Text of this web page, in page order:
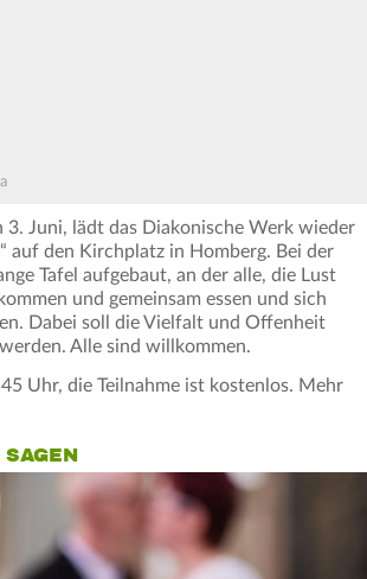
Juni, lädt das Diakonische Werk wieder
auf den Kirchplatz in Homberg. Bei der
Tafel aufgebaut, an der alle, die Lust
und gemeinsam essen und sich
Dabei soll die Vielfalt und Offenheit
Alle sind willkommen.
Uhr, die Teilnahme ist kostenlos. Mehr
SAGEN